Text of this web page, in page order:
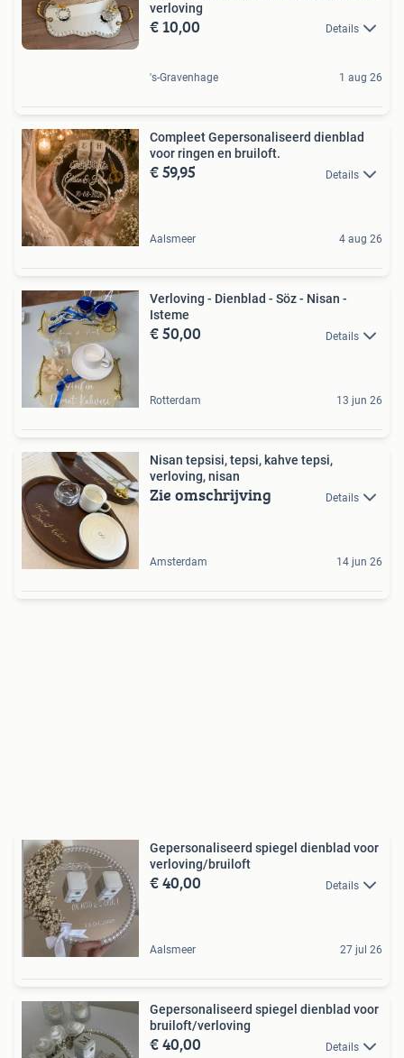
verloving
€ 10,00 Details
's-Gravenhage 1 aug 26
Compleet Gepersonaliseerd dienblad
voor ringen en bruiloft.
€ 59,95 Details
Aalsmeer 4 aug 26
Verloving - Dienblad - Söz - Nisan -
Isteme
€ 50,00 Details
Rotterdam 13 jun 26
Nisan tepsisi, tepsi, kahve tepsi,
verloving, nisan
Zie omschrijving Details
Amsterdam 14 jun 26
Gepersonaliseerd spiegel dienblad voor
verloving/bruiloft
€ 40,00 Details
Aalsmeer 27 jul 26
Gepersonaliseerd spiegel dienblad voor
bruiloft/verloving
€ 40,00 Details